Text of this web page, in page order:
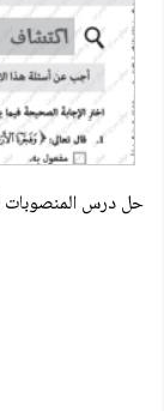
حل درس المنصوبات